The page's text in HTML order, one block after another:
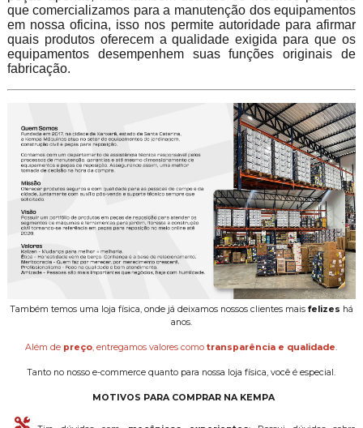
que comercializamos para a manutenção dos equipamentos
em nossa oficina, isso nos permite autoridade para afirmar
quais produtos oferecem a qualidade exigida para que os
equipamentos desempenhem suas funções originais de
fabricação.
Também temos uma loja física, onde já deixamos nossos clientes mais felizes há
anos.
Além de preço , entregamos valores comotransparência e qualidade
Tanto no nosso e-commerce quanto para nossa loja física, você é especial.
MOTIVOS PARA COMPRAR NA KEMPA